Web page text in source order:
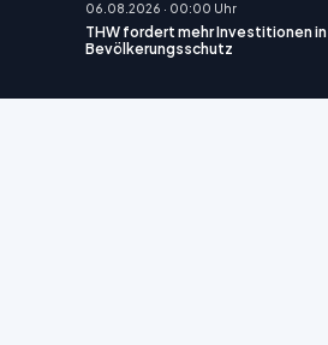
06.08.2026 · 00:00 Uhr
THW fordert mehr Investitionen in
Bevölkerungsschutz